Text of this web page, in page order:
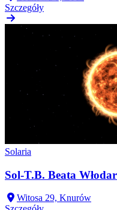
Szczegóły
Solaria
Sol-T.B. Beata
Witosa 29, Knurów